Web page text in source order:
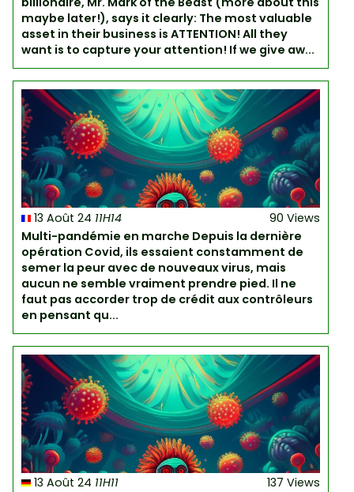
maybe later!), says it clearly: The most valuable
asset in their business is ATTENTION! All they
want is to capture your attention! If we give aw...
90 Views
13 Août 24 11H14
Multi-pandémie en marche Depuis la dernière
opération Covid, ils essaient constamment de
semer la peur avec de nouveaux virus, mais
aucun ne semble vraiment prendre pied. Il ne
faut pas accorder trop de crédit aux contrôleurs
en pensant qu...
137 Views
13 Août 24 11H11